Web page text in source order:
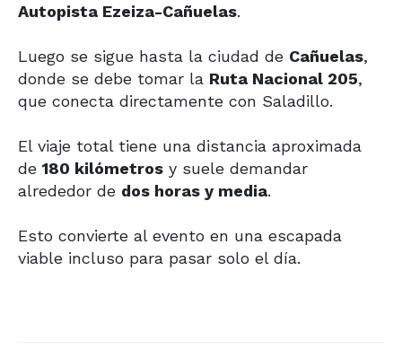
Autopista Ezeiza-Cañuelas.
Luego se sigue hasta la ciudad de Cañuelas,
donde se debe tomar la Ruta Nacional 205,
que conecta directamente con Saladillo.
El viaje total tiene una distancia aproximada
de 180 kilómetros y suele demandar
alrededor de dos horas y media.
Esto convierte al evento en una escapada
viable incluso para pasar solo el día.